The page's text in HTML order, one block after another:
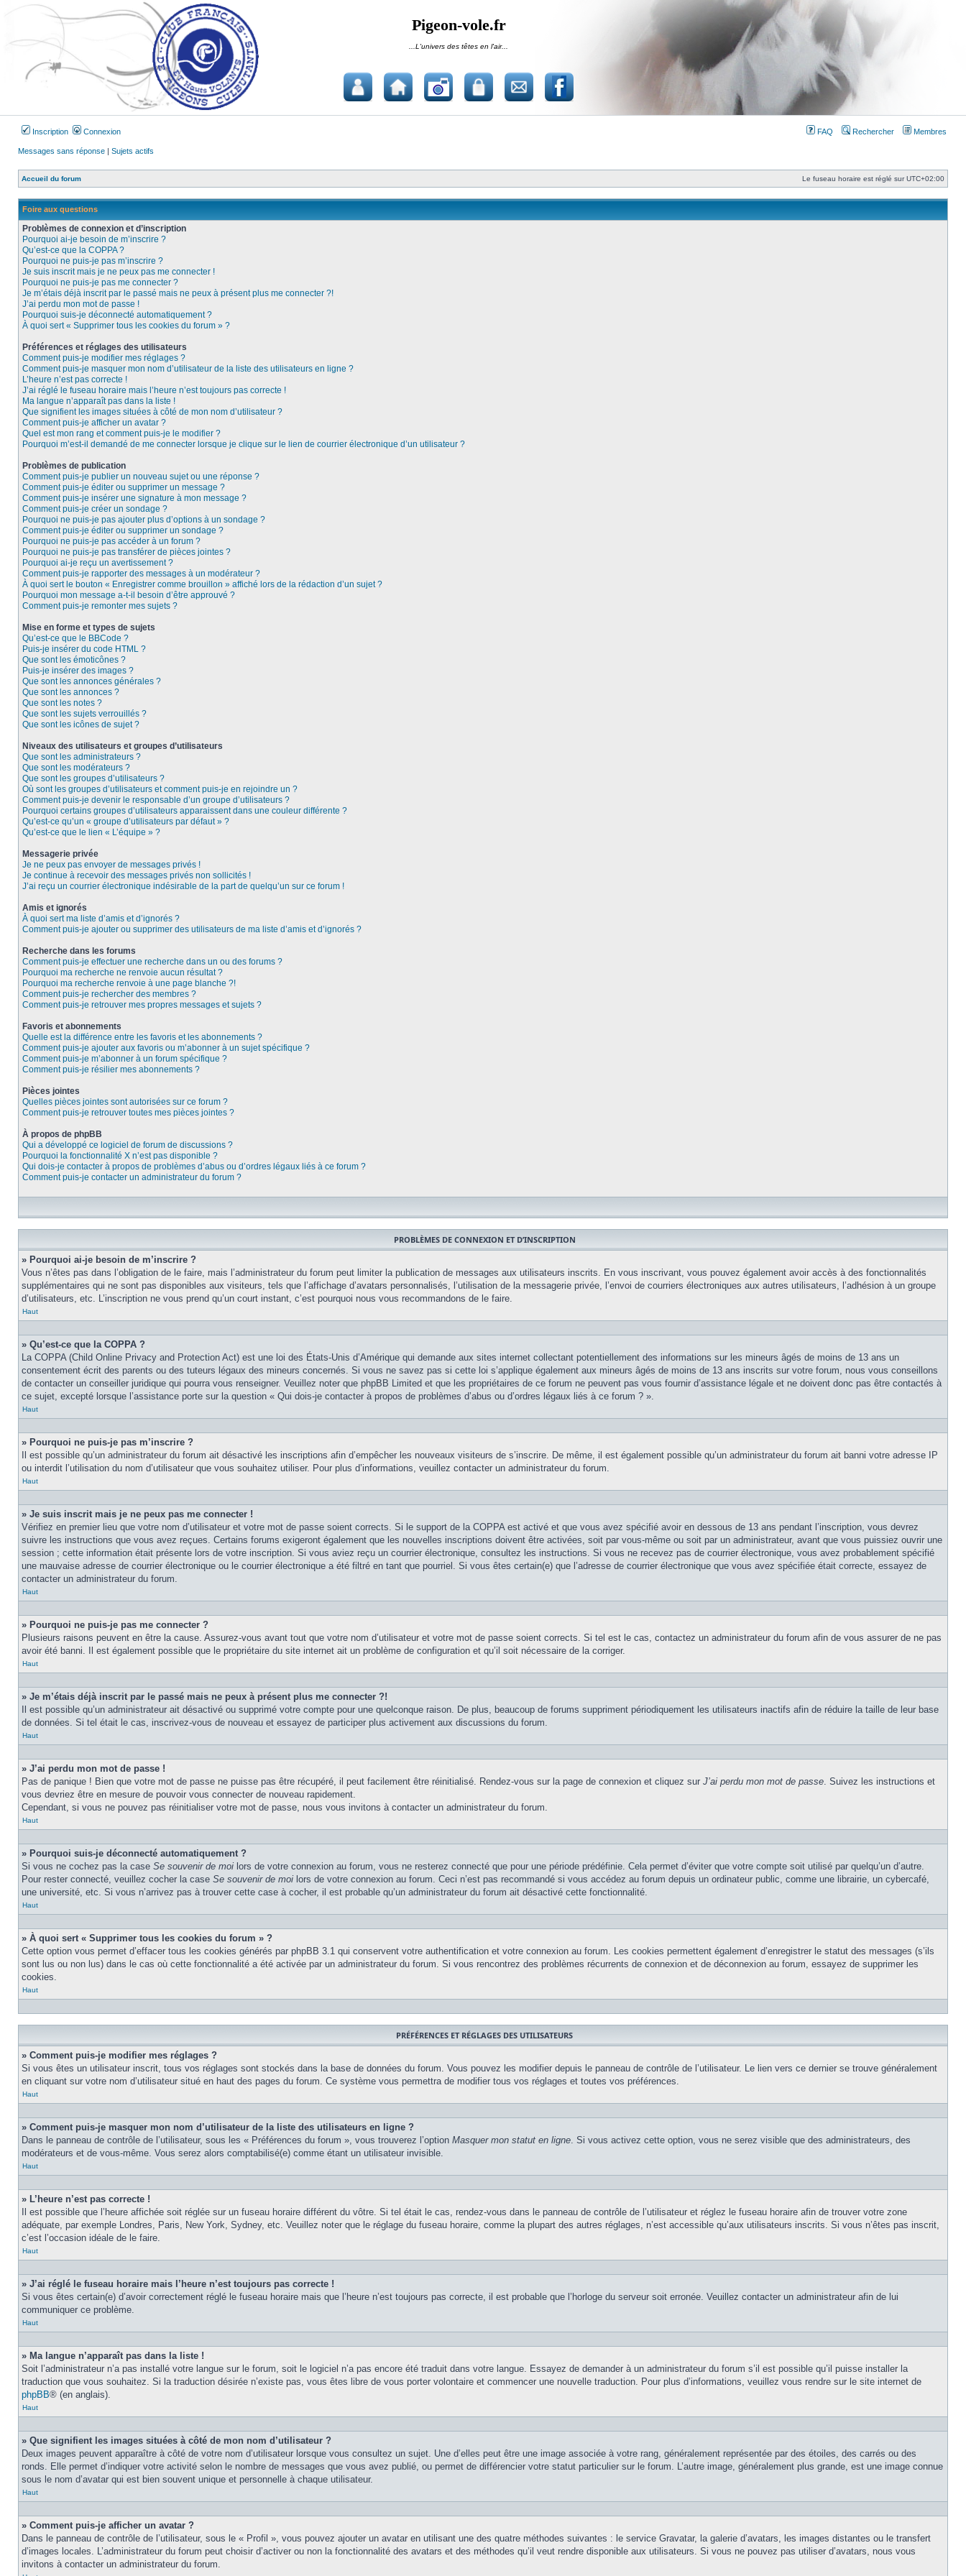
Pigeon-vole.fr
...L'univers des têtes en l'air...
Inscription Connexion FAQ Rechercher Membres
Messages sans réponse | Sujets actifs
Accueil du forum Le fuseau horaire est réglé surUTC+02:00
Foire aux questions
Problèmes de connexion et d’inscription
Pourquoi ai-je besoin de m’inscrire ?
Qu’est-ce que la COPPA ?
Pourquoi ne puis-je pas m’inscrire ?
Je suis inscrit mais je ne peux pas me connecter !
Pourquoi ne puis-je pas me connecter ?
Je m’étais déjà inscrit par le passé mais ne peux à présent plus me connecter ?!
J’ai perdu mon mot de passe !
Pourquoi suis-je déconnecté automatiquement ?
À quoi sert « Supprimer tous les cookies du forum » ?
Préférences et réglages des utilisateurs
Comment puis-je modifier mes réglages ?
Comment puis-je masquer mon nom d’utilisateur de la liste des utilisateurs en ligne ?
L’heure n’est pas correcte !
J’ai réglé le fuseau horaire mais l’heure n’est toujours pas correcte !
Ma langue n’apparaît pas dans la liste !
Que signifient les images situées à côté de mon nom d’utilisateur ?
Comment puis-je afficher un avatar ?
Quel est mon rang et comment puis-je le modifier ?
Pourquoi m’est-il demandé de me connecter lorsque je clique sur le lien de courrier électronique d’un utilisateur ?
Problèmes de publication
Comment puis-je publier un nouveau sujet ou une réponse ?
Comment puis-je éditer ou supprimer un message ?
Comment puis-je insérer une signature à mon message ?
Comment puis-je créer un sondage ?
Pourquoi ne puis-je pas ajouter plus d’options à un sondage ?
Comment puis-je éditer ou supprimer un sondage ?
Pourquoi ne puis-je pas accéder à un forum ?
Pourquoi ne puis-je pas transférer de pièces jointes ?
Pourquoi ai-je reçu un avertissement ?
Comment puis-je rapporter des messages à un modérateur ?
À quoi sert le bouton « Enregistrer comme brouillon » affiché lors de la rédaction d’un sujet ?
Pourquoi mon message a-t-il besoin d’être approuvé ?
Comment puis-je remonter mes sujets ?
Mise en forme et types de sujets
Qu’est-ce que le BBCode ?
Puis-je insérer du code HTML ?
Que sont les émoticônes ?
Puis-je insérer des images ?
Que sont les annonces générales ?
Que sont les annonces ?
Que sont les notes ?
Que sont les sujets verrouillés ?
Que sont les icônes de sujet ?
Niveaux des utilisateurs et groupes d’utilisateurs
Que sont les administrateurs ?
Que sont les modérateurs ?
Que sont les groupes d’utilisateurs ?
Où sont les groupes d’utilisateurs et comment puis-je en rejoindre un ?
Comment puis-je devenir le responsable d’un groupe d’utilisateurs ?
Pourquoi certains groupes d’utilisateurs apparaissent dans une couleur différente ?
Qu’est-ce qu’un « groupe d’utilisateurs par défaut » ?
Qu’est-ce que le lien « L’équipe » ?
Messagerie privée
Je ne peux pas envoyer de messages privés !
Je continue à recevoir des messages privés non sollicités !
J’ai reçu un courrier électronique indésirable de la part de quelqu’un sur ce forum !
Amis et ignorés
À quoi sert ma liste d’amis et d’ignorés ?
Comment puis-je ajouter ou supprimer des utilisateurs de ma liste d’amis et d’ignorés ?
Recherche dans les forums
Comment puis-je effectuer une recherche dans un ou des forums ?
Pourquoi ma recherche ne renvoie aucun résultat ?
Pourquoi ma recherche renvoie à une page blanche ?!
Comment puis-je rechercher des membres ?
Comment puis-je retrouver mes propres messages et sujets ?
Favoris et abonnements
Quelle est la différence entre les favoris et les abonnements ?
Comment puis-je ajouter aux favoris ou m’abonner à un sujet spécifique ?
Comment puis-je m’abonner à un forum spécifique ?
Comment puis-je résilier mes abonnements ?
Pièces jointes
Quelles pièces jointes sont autorisées sur ce forum ?
Comment puis-je retrouver toutes mes pièces jointes ?
À propos de phpBB
Qui a développé ce logiciel de forum de discussions ?
Pourquoi la fonctionnalité X n’est pas disponible ?
Qui dois-je contacter à propos de problèmes d’abus ou d’ordres légaux liés à ce forum ?
Comment puis-je contacter un administrateur du forum ?
PROBLÈMES DE CONNEXION ET D’INSCRIPTION
» Pourquoi ai-je besoin de m’inscrire ?
Vous n’êtes pas dans l’obligation de le faire, mais l’administrateur du forum peut limiter la publication de messages aux utilisateurs inscrits. En vous inscrivant, vous pouvez également avoir accès à des fonctionnalités
supplémentaires qui ne sont pas disponibles aux visiteurs, tels que l’affichage d’avatars personnalisés, l’utilisation de la messagerie privée, l’envoi de courriers électroniques aux autres utilisateurs, l’adhésion à un groupe
d’utilisateurs, etc. L’inscription ne vous prend qu’un court instant, c’est pourquoi nous vous recommandons de le faire.
Haut
» Qu’est-ce que la COPPA ?
La COPPA (Child Online Privacy and Protection Act) est une loi des États-Unis d’Amérique qui demande aux sites internet collectant potentiellement des informations sur les mineurs âgés de moins de 13 ans un
consentement écrit des parents ou des tuteurs légaux des mineurs concernés. Si vous ne savez pas si cette loi s’applique également aux mineurs âgés de moins de 13 ans inscrits sur votre forum, nous vous conseillons
de contacter un conseiller juridique qui pourra vous renseigner. Veuillez noter que phpBB Limited et que les propriétaires de ce forum ne peuvent pas vous fournir d’assistance légale et ne doivent donc pas être contactés à
ce sujet, excepté lorsque l’assistance porte sur la question « Qui dois-je contacter à propos de problèmes d’abus ou d’ordres légaux liés à ce forum ? ».
Haut
» Pourquoi ne puis-je pas m’inscrire ?
Il est possible qu’un administrateur du forum ait désactivé les inscriptions afin d’empêcher les nouveaux visiteurs de s’inscrire. De même, il est également possible qu’un administrateur du forum ait banni votre adresse IP
ou interdit l’utilisation du nom d’utilisateur que vous souhaitez utiliser. Pour plus d’informations, veuillez contacter un administrateur du forum.
Haut
» Je suis inscrit mais je ne peux pas me connecter !
Vérifiez en premier lieu que votre nom d’utilisateur et votre mot de passe soient corrects. Si le support de la COPPA est activé et que vous avez spécifié avoir en dessous de 13 ans pendant l’inscription, vous devrez
suivre les instructions que vous avez reçues. Certains forums exigeront également que les nouvelles inscriptions doivent être activées, soit par vous-même ou soit par un administrateur, avant que vous puissiez ouvrir une
session ; cette information était présente lors de votre inscription. Si vous aviez reçu un courrier électronique, consultez les instructions. Si vous ne recevez pas de courrier électronique, vous avez probablement spécifié
une mauvaise adresse de courrier électronique ou le courrier électronique a été filtré en tant que pourriel. Si vous êtes certain(e) que l’adresse de courrier électronique que vous avez spécifiée était correcte, essayez de
contacter un administrateur du forum.
Haut
» Pourquoi ne puis-je pas me connecter ?
Plusieurs raisons peuvent en être la cause. Assurez-vous avant tout que votre nom d’utilisateur et votre mot de passe soient corrects. Si tel est le cas, contactez un administrateur du forum afin de vous assurer de ne pas
avoir été banni. Il est également possible que le propriétaire du site internet ait un problème de configuration et qu’il soit nécessaire de la corriger.
Haut
» Je m’étais déjà inscrit par le passé mais ne peux à présent plus me connecter ?!
Il est possible qu’un administrateur ait désactivé ou supprimé votre compte pour une quelconque raison. De plus, beaucoup de forums suppriment périodiquement les utilisateurs inactifs afin de réduire la taille de leur base
de données. Si tel était le cas, inscrivez-vous de nouveau et essayez de participer plus activement aux discussions du forum.
Haut
» J’ai perdu mon mot de passe !
Pas de panique ! Bien que votre mot de passe ne puisse pas être récupéré, il peut facilement être réinitialisé. Rendez-vous sur la page de connexion et cliquez sur J’ai perdu mon mot de passe. Suivez les instructions et
vous devriez être en mesure de pouvoir vous connecter de nouveau rapidement.
Cependant, si vous ne pouvez pas réinitialiser votre mot de passe, nous vous invitons à contacter un administrateur du forum.
Haut
» Pourquoi suis-je déconnecté automatiquement ?
Si vous ne cochez pas la case Se souvenir de moi lors de votre connexion au forum, vous ne resterez connecté que pour une période prédéfinie. Cela permet d’éviter que votre compte soit utilisé par quelqu’un d’autre.
Pour rester connecté, veuillez cocher la case Se souvenir de moi lors de votre connexion au forum. Ceci n’est pas recommandé si vous accédez au forum depuis un ordinateur public, comme une librairie, un cybercafé,
une université, etc. Si vous n’arrivez pas à trouver cette case à cocher, il est probable qu’un administrateur du forum ait désactivé cette fonctionnalité.
Haut
» À quoi sert « Supprimer tous les cookies du forum » ?
Cette option vous permet d’effacer tous les cookies générés par phpBB 3.1 qui conservent votre authentification et votre connexion au forum. Les cookies permettent également d’enregistrer le statut des messages (s’ils
sont lus ou non lus) dans le cas où cette fonctionnalité a été activée par un administrateur du forum. Si vous rencontrez des problèmes récurrents de connexion et de déconnexion au forum, essayez de supprimer les
cookies.
Haut
PRÉFÉRENCES ET RÉGLAGES DES UTILISATEURS
» Comment puis-je modifier mes réglages ?
Si vous êtes un utilisateur inscrit, tous vos réglages sont stockés dans la base de données du forum. Vous pouvez les modifier depuis le panneau de contrôle de l’utilisateur. Le lien vers ce dernier se trouve généralement
en cliquant sur votre nom d’utilisateur situé en haut des pages du forum. Ce système vous permettra de modifier tous vos réglages et toutes vos préférences.
Haut
» Comment puis-je masquer mon nom d’utilisateur de la liste des utilisateurs en ligne ?
Dans le panneau de contrôle de l’utilisateur, sous les « Préférences du forum », vous trouverez l’option Masquer mon statut en ligne. Si vous activez cette option, vous ne serez visible que des administrateurs, des
modérateurs et de vous-même. Vous serez alors comptabilisé(e) comme étant un utilisateur invisible.
Haut
» L’heure n’est pas correcte !
Il est possible que l’heure affichée soit réglée sur un fuseau horaire différent du vôtre. Si tel était le cas, rendez-vous dans le panneau de contrôle de l’utilisateur et réglez le fuseau horaire afin de trouver votre zone
adéquate, par exemple Londres, Paris, New York, Sydney, etc. Veuillez noter que le réglage du fuseau horaire, comme la plupart des autres réglages, n’est accessible qu’aux utilisateurs inscrits. Si vous n’êtes pas inscrit,
c’est l’occasion idéale de le faire.
Haut
» J’ai réglé le fuseau horaire mais l’heure n’est toujours pas correcte !
Si vous êtes certain(e) d’avoir correctement réglé le fuseau horaire mais que l’heure n’est toujours pas correcte, il est probable que l’horloge du serveur soit erronée. Veuillez contacter un administrateur afin de lui
communiquer ce problème.
Haut
» Ma langue n’apparaît pas dans la liste !
Soit l’administrateur n’a pas installé votre langue sur le forum, soit le logiciel n’a pas encore été traduit dans votre langue. Essayez de demander à un administrateur du forum s’il est possible qu’il puisse installer la
traduction que vous souhaitez. Si la traduction désirée n’existe pas, vous êtes libre de vous porter volontaire et commencer une nouvelle traduction. Pour plus d’informations, veuillez vous rendre sur le site internet de
phpBB® (en anglais).
Haut
» Que signifient les images situées à côté de mon nom d’utilisateur ?
Deux images peuvent apparaître à côté de votre nom d’utilisateur lorsque vous consultez un sujet. Une d’elles peut être une image associée à votre rang, généralement représentée par des étoiles, des carrés ou des
ronds. Elle permet d’indiquer votre activité selon le nombre de messages que vous avez publié, ou permet de différencier votre statut particulier sur le forum. L’autre image, généralement plus grande, est une image connue
sous le nom d’avatar qui est bien souvent unique et personnelle à chaque utilisateur.
Haut
» Comment puis-je afficher un avatar ?
Dans le panneau de contrôle de l’utilisateur, sous le « Profil », vous pouvez ajouter un avatar en utilisant une des quatre méthodes suivantes : le service Gravatar, la galerie d’avatars, les images distantes ou le transfert
d’images locales. L’administrateur du forum peut choisir d’activer ou non la fonctionnalité des avatars et des méthodes qu’il veut rendre disponible aux utilisateurs. Si vous ne pouvez pas utiliser d’avatars, nous vous
invitons à contacter un administrateur du forum.